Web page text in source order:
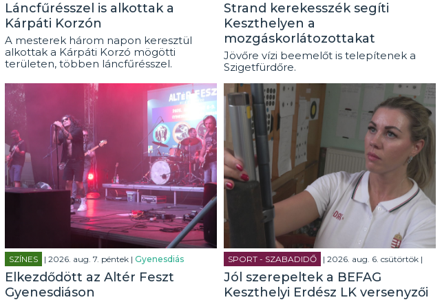
Láncfűrésszel is alkottak a
Kárpáti Korzón
A mesterek három napon keresztül
alkottak a Kárpáti Korzó mögötti
területen, többen láncfűrésszel.
Strand kerekesszék segíti
Keszthelyen a
mozgáskorlátozottakat
Jövőre vízi beemelőt is telepítenek a
Szigetfürdőre.
SZÍNES | 2026. aug. 7. péntek | Gyenesdiás
Elkezdődött az Altér Feszt
Gyenesdiáson
SPORT - SZABADIDŐ | 2026. aug. 6. csütörtök |
Jól szerepeltek a BEFAG
Keszthelyi Erdész LK versenyzői